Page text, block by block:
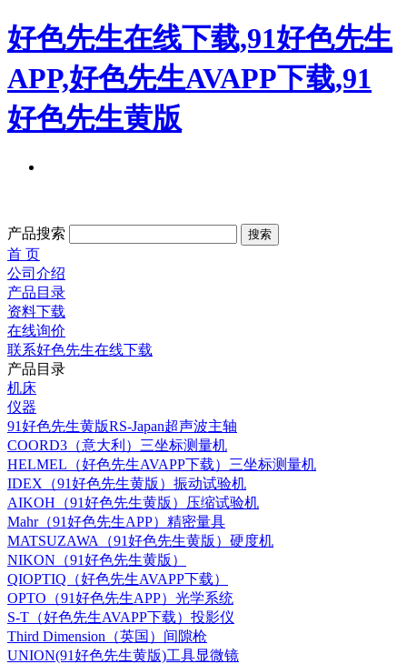
好色先生在线下载,91好色先生
APP,好色先生AVAPP下载,91
好色先生黄版
产品搜索
首 页
公司介绍
产品目录
资料下载
在线询价
联系好色先生在线下载
产品目录
机床
仪器
91好色先生黄版RS-Japan超声波主轴
COORD3（意大利）三坐标测量机
HELMEL（好色先生AVAPP下载）三坐标测量机
IDEX（91好色先生黄版）振动试验机
AIKOH（91好色先生黄版）压缩试验机
Mahr（91好色先生APP）精密量具
MATSUZAWA（91好色先生黄版）硬度机
NIKON（91好色先生黄版）
QIOPTIQ（好色先生AVAPP下载）
OPTO（91好色先生APP）光学系统
S-T（好色先生AVAPP下载）投影仪
Third Dimension（英国）间隙枪
UNION(91好色先生黄版)工具显微镜